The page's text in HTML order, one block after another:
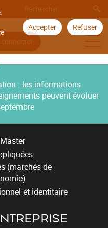
Accepter Refuser
connecter
: les informations
peuvent évoluer
Master
(marchés de
et identitaire